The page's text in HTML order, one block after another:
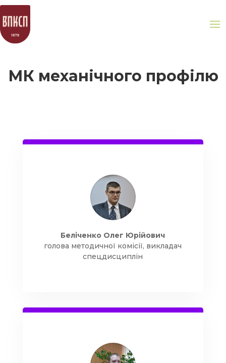
МК механічного профілю
Беліченко Олег Юрійович
голова методичної комісії, викладач
спецдисциплін